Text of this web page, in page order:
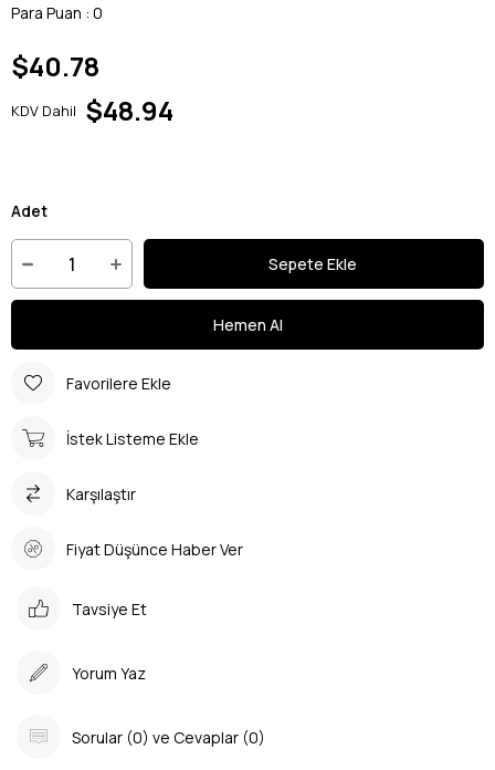
Para Puan : 0
$40.78
KDV Dahil $48.94
Adet
Favorilere Ekle
İstek Listeme Ekle
Karşılaştır
Fiyat Düşünce Haber Ver
Tavsiye Et
Yorum Yaz
Sorular (0) ve Cevaplar (0)